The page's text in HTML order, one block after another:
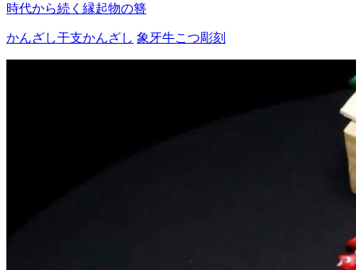
時代から続く縁起物の簪
かんざし干支かんざし 象牙牛こつ彫刻